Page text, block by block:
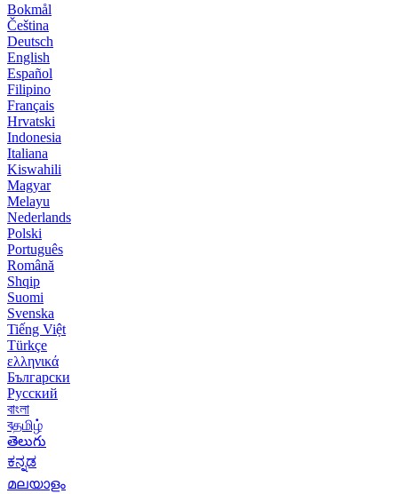
Bokmål
Čeština
Deutsch
English
Español
Filipino
Français
Hrvatski
Indonesia
Italiana
Kiswahili
Magyar
Melayu
Nederlands
Polski
Português
Română
Shqip
Suomi
Svenska
Tiếng Việt
Türkçe
ελληνικά
Български
Русский
বাংলা
বதமிழ்
తెలుగు
ಕನ್ನಡ
മലയാളം